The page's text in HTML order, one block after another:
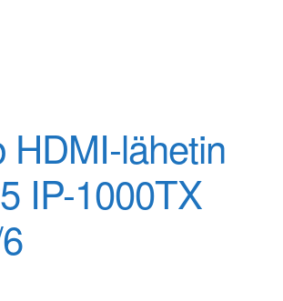
HDMI-lähetin
IP-1000TX